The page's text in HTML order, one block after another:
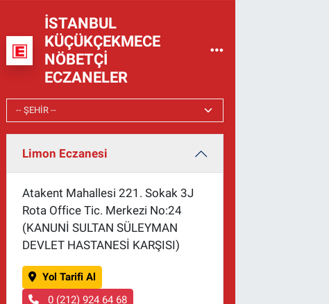
İSTANBUL
KÜÇÜKÇEKMECE
NÖBETÇI
ECZANELER
Limon Eczanesi
Atakent Mahallesi 221. Sokak 3J
Rota Office Tic. Merkezi No:24
(KANUNİ SULTAN SÜLEYMAN
DEVLET HASTANESİ KARŞISI)
Yol Tarifi Al
0 (212) 924 64 68